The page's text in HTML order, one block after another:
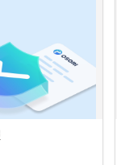
할 API 보안